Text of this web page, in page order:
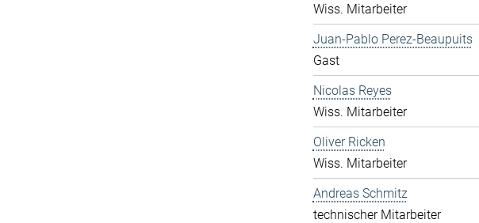
Wiss. Mitarbeiter
Juan-Pablo Perez-Beaupuits
Gast
Nicolas Reyes
Wiss. Mitarbeiter
Oliver Ricken
Wiss. Mitarbeiter
Andreas Schmitz
technischer Mitarbeiter